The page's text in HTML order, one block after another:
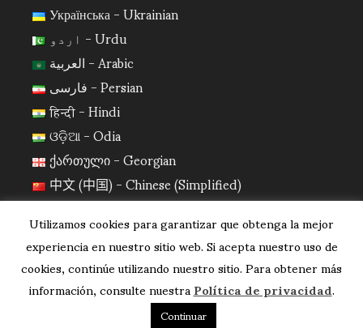
Українська - Ukrainian
اردو - Urdu
العربية - Arabic
فارسی - Persian
हिन्दी - Hindi
ଓଡ଼ିଆ - Odia
ქართული - Georgian
中文 (中国) - Chinese (Simplified)
日本語 - Japanese
한국어 - Korean
Utilizamos cookies para garantizar que obtenga la mejor
experiencia en nuestro sitio web. Si acepta nuestro uso de
cookies, continúe utilizando nuestro sitio. Para obtener más
información, consulte nuestraPolítica de privacidad.
Continuar